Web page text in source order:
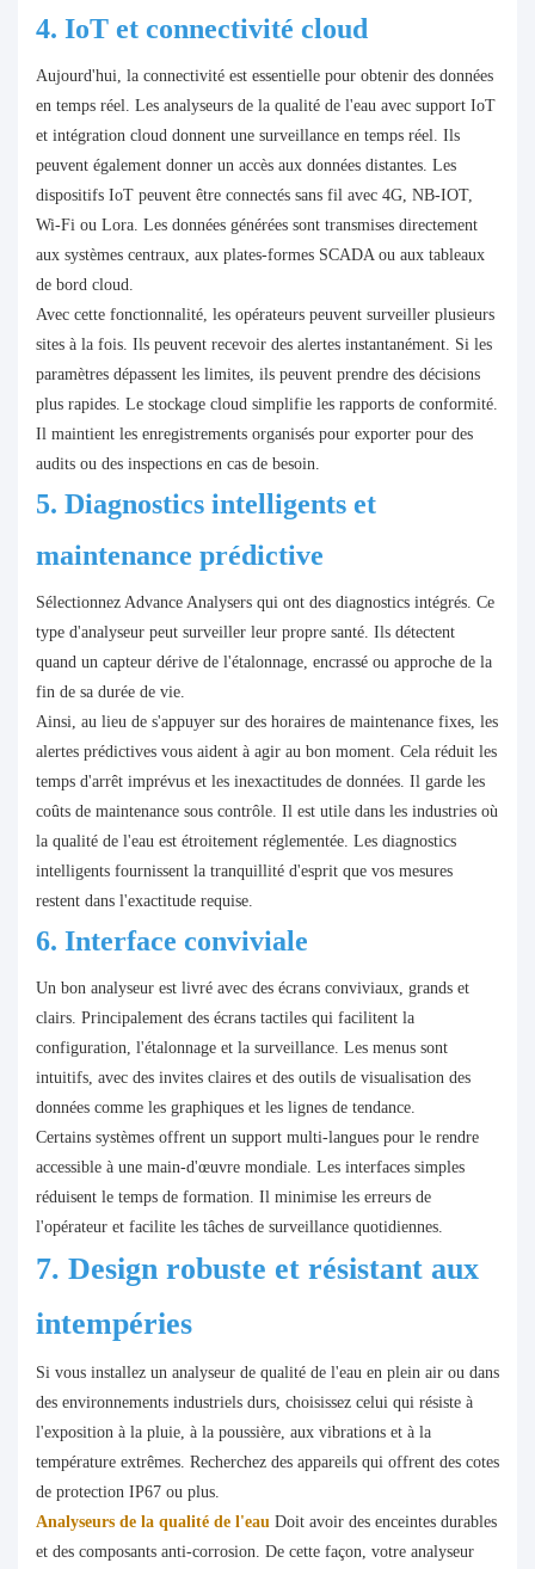
4. IoT et connectivité cloud
Aujourd'hui, la connectivité est essentielle pour obtenir des données
en temps réel. Les analyseurs de la qualité de l'eau avec support IoT
et intégration cloud donnent une surveillance en temps réel. Ils
peuvent également donner un accès aux données distantes. Les
dispositifs IoT peuvent être connectés sans fil avec 4G, NB-IOT,
Wi-Fi ou Lora. Les données générées sont transmises directement
aux systèmes centraux, aux plates-formes SCADA ou aux tableaux
de bord cloud.
Avec cette fonctionnalité, les opérateurs peuvent surveiller plusieurs
sites à la fois. Ils peuvent recevoir des alertes instantanément. Si les
paramètres dépassent les limites, ils peuvent prendre des décisions
plus rapides. Le stockage cloud simplifie les rapports de conformité.
Il maintient les enregistrements organisés pour exporter pour des
audits ou des inspections en cas de besoin.
5. Diagnostics intelligents et
maintenance prédictive
Sélectionnez Advance Analysers qui ont des diagnostics intégrés. Ce
type d'analyseur peut surveiller leur propre santé. Ils détectent
quand un capteur dérive de l'étalonnage, encrassé ou approche de la
fin de sa durée de vie.
Ainsi, au lieu de s'appuyer sur des horaires de maintenance fixes, les
alertes prédictives vous aident à agir au bon moment. Cela réduit les
temps d'arrêt imprévus et les inexactitudes de données. Il garde les
coûts de maintenance sous contrôle. Il est utile dans les industries où
la qualité de l'eau est étroitement réglementée. Les diagnostics
intelligents fournissent la tranquillité d'esprit que vos mesures
restent dans l'exactitude requise.
6. Interface conviviale
Un bon analyseur est livré avec des écrans conviviaux, grands et
clairs. Principalement des écrans tactiles qui facilitent la
configuration, l'étalonnage et la surveillance. Les menus sont
intuitifs, avec des invites claires et des outils de visualisation des
données comme les graphiques et les lignes de tendance.
Certains systèmes offrent un support multi-langues pour le rendre
accessible à une main-d'œuvre mondiale. Les interfaces simples
réduisent le temps de formation. Il minimise les erreurs de
l'opérateur et facilite les tâches de surveillance quotidiennes.
7. Design robuste et résistant aux
intempéries
Si vous installez un analyseur de qualité de l'eau en plein air ou dans
des environnements industriels durs, choisissez celui qui résiste à
l'exposition à la pluie, à la poussière, aux vibrations et à la
température extrêmes. Recherchez des appareils qui offrent des cotes
de protection IP67 ou plus.
Analyseurs de la qualité de l'eau Doit avoir des enceintes durables
et des composants anti-corrosion. De cette façon, votre analyseur